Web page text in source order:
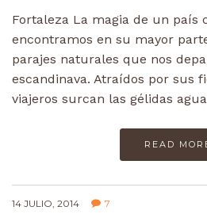
Fortaleza La magia de un país
encontramos en su mayor
parajes naturales que nos
escandinava. Atraídos por sus
viajeros surcan las gélidas
READ
14 JULIO, 2014 7